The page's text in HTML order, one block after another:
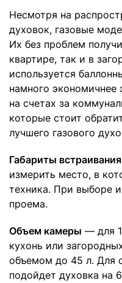
Несмотря на
духовок, газовые
Их без проблем
квартире, так и в
используется
намного экономичнее
на счетах за
которые стоит
лучшего газового
Габариты встраивания
измерить место, в
техника. При выборе
проема.
Объем камеры — для
кухонь или
объемом до 45 л. Для
подойдет духовка на